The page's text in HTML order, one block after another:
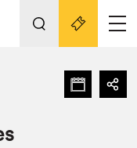
Nos activités